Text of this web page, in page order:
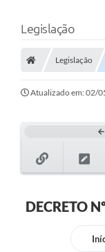
Legislação
Legislação
Atualizado em: 02/
DECRETO